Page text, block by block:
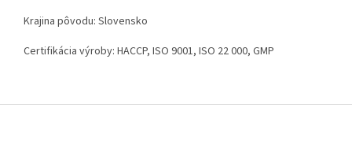
Krajina pôvodu: Slovensko
Certifikácia výroby: HACCP, ISO 9001, ISO 22 000, GMP